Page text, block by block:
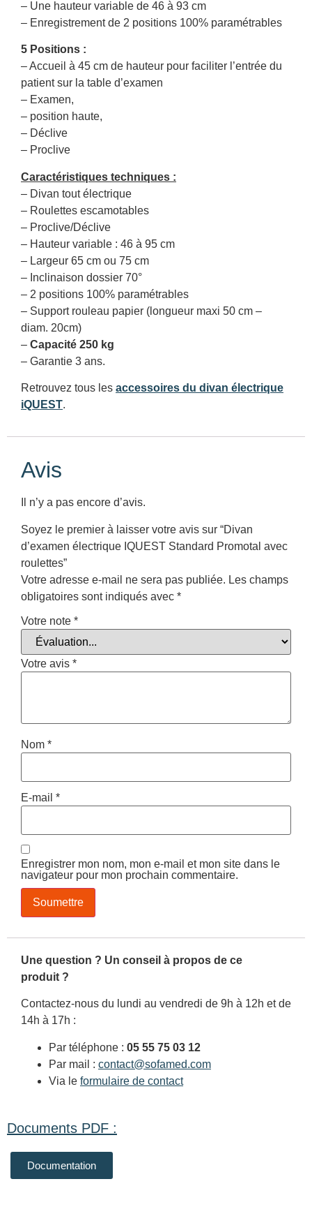
– Une hauteur variable de 46 à 93 cm
– Enregistrement de 2 positions 100% paramétrables
5 Positions :
– Accueil à 45 cm de hauteur pour faciliter l’entrée du
patient sur la table d’examen
– Examen,
– position haute,
– Déclive
– Proclive
Caractéristiques techniques :
– Divan tout électrique
– Roulettes escamotables
– Proclive/Déclive
– Hauteur variable : 46 à 95 cm
– Largeur 65 cm ou 75 cm
– Inclinaison dossier 70°
– 2 positions 100% paramétrables
– Support rouleau papier (longueur maxi 50 cm –
diam. 20cm)
– Capacité 250 kg
– Garantie 3 ans.
Retrouvez tous les accessoires du divan électrique
iQUEST.
Avis
Il n’y a pas encore d’avis.
Soyez le premier à laisser votre avis sur “Divan
d’examen électrique IQUEST Standard Promotal avec
roulettes”
Votre adresse e-mail ne sera pas publiée. Les champs
obligatoires sont indiqués avec *
Votre note *
Votre avis *
Nom *
E-mail *
Enregistrer mon nom, mon e-mail et mon site dans le
navigateur pour mon prochain commentaire.
Une question ? Un conseil à propos de ce
produit ?
Contactez-nous du lundi au vendredi de 9h à 12h et de
14h à 17h :
Par téléphone : 05 55 75 03 12
Par mail : contact@sofamed.com
Via le formulaire de contact
Documents PDF :
Documentation